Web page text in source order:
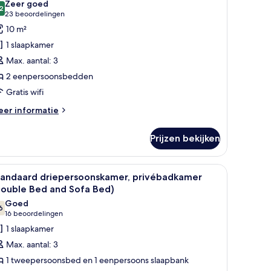
van 10
Zeer goed
23 beoordelingen
(23
beoordelingen)
10 m²
1 slaapkamer
Max. aantal: 3
2 eenpersoonsbedden
Gratis wifi
informatie
Prijzen bekijken
bureau, een stoel, een televisie en een tafeltje.Een hotelkamer met twee bedden, een
5
driepersoonskamer, privébadkamer
Bed and Sofa Bed)
van 10
Goed
16 beoordelingen
(16
beoordelingen)
1 slaapkamer
Max. aantal: 3
1 tweepersoonsbed en 1 eenpersoons slaapbank